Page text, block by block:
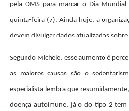
pela OMS para marcar o Dia Mundial
quinta-feira (7). Ainda hoje, a
devem divulgar dados atualizados sobre
Segundo Michele, esse aumento é
as maiores causas são o
especialista lembra que
doença autoimune, já o do tipo 2 tem